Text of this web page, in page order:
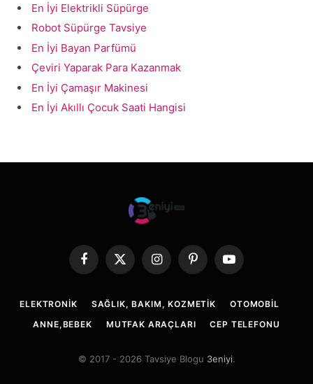
En İyi Elektrikli Süpürge
Robot Süpürge Tavsiye
En İyi Bayan Parfümü
Çeviri Yaparak Para Kazanmak
En İyi Çamaşır Makinesi
En İyi Akıllı Çocuk Saati Hangisi
Facebook
X
(Twitter)
InstagramPinterestYouTube
ELEKTRONIK SAĞLIK, BAKIM, KOZMETIK
OTOMOBIL
ANNE,BEBEK
MUTFAK ARAÇLARI CEP TELEFONU
© 2017 - 2026 Tavsiye Blogu 3eniyi.